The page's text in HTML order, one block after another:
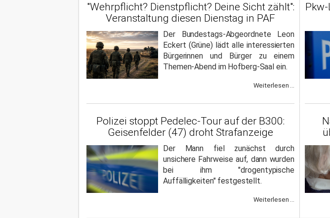
"Wehrpflicht? Dienstpflicht? Deine Sicht zählt":
Veranstaltung diesen Dienstag in PAF
Der Bundestags-Abgeordnete Leon
Eckert (Grüne) lädt alle interessierten
Bürgerinnen und Bürger zu einem
Themen-Abend im Hofberg-Saal ein.
Weiterlesen ...
Polizei stoppt Pedelec-Tour auf der B300:
Geisenfelder (47) droht Strafanzeige
Der Mann fiel zunächst durch
unsichere Fahrweise auf, dann wurden
bei ihm "drogentypische
Auffälligkeiten" festgestellt.
Weiterlesen ...